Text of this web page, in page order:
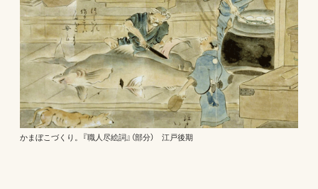
かまぼこづくり。『職人尽絵詞』（部分） 江戸後期